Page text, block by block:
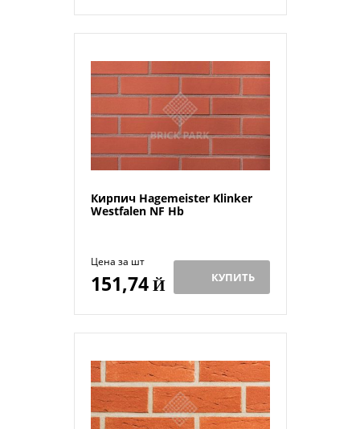
Кирпич Hagemeister Klinker
Westfalen NF Hb
Цена за шт
151,74Й КУПИТЬ